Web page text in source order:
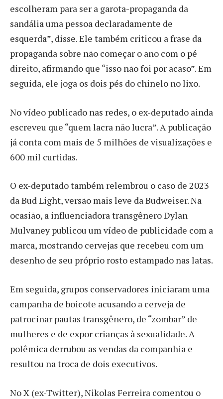
escolheram para ser a garota-propaganda da
sandália uma pessoa declaradamente de
esquerda”, disse. Ele também criticou a frase da
propaganda sobre não começar o ano com o pé
direito, afirmando que “isso não foi por acaso”. Em
seguida, ele joga os dois pés do chinelo no lixo.
No vídeo publicado nas redes, o ex-deputado ainda
escreveu que “quem lacra não lucra”. A publicação
já conta com mais de 5 milhões de visualizações e
600 mil curtidas.
O ex-deputado também relembrou o caso de 2023
da Bud Light, versão mais leve da Budweiser. Na
ocasião, a influenciadora transgênero Dylan
Mulvaney publicou um vídeo de publicidade com a
marca, mostrando cervejas que recebeu com um
desenho de seu próprio rosto estampado nas latas.
Em seguida, grupos conservadores iniciaram uma
campanha de boicote acusando a cerveja de
patrocinar pautas transgênero, de “zombar” de
mulheres e de expor crianças à sexualidade. A
polêmica derrubou as vendas da companhia e
resultou na troca de dois executivos.
No X (ex-Twitter), Nikolas Ferreira comentou o